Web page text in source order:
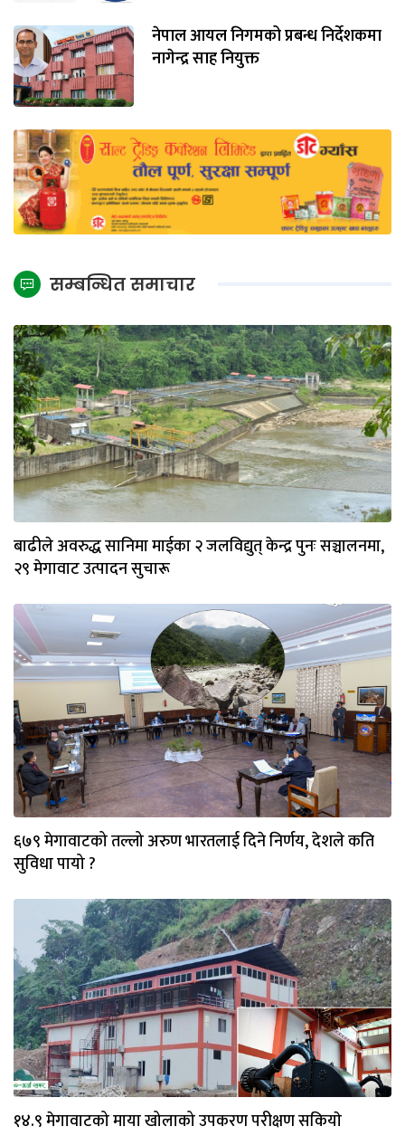
नेपाल आयल निगमको प्रबन्ध निर्देशकमा
नागेन्द्र साह नियुक्त
सम्बन्धित समाचार
बाढीले अवरुद्ध सानिमा माईका २ जलविद्युत् केन्द्र पुनः सञ्चालनमा,
२९ मेगावाट उत्पादन सुचारू
६७९ मेगावाटको तल्लो अरुण भारतलाई दिने निर्णय, देशले कति
सुविधा पायो ?
१४.९ मेगावाटको माया खोलाको उपकरण परीक्षण सकियाे